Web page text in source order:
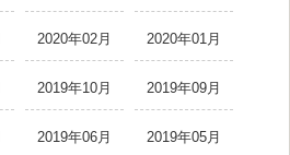
2020年02月 2020年01月
2019年10月 2019年09月
2019年06月 2019年05月